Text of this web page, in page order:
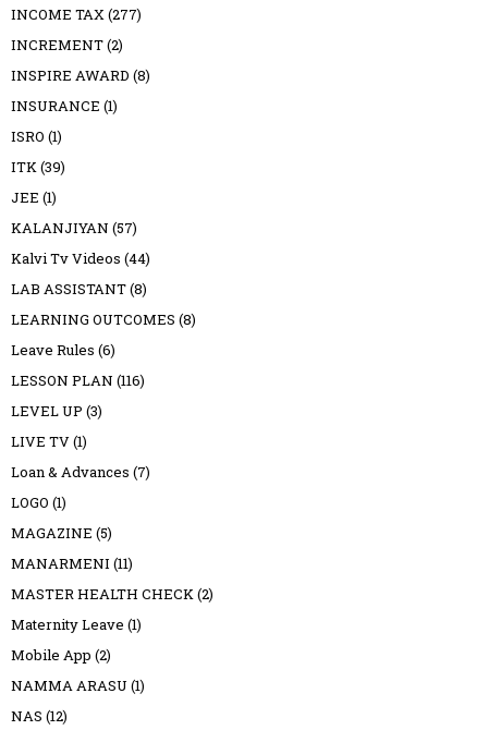
INCOME TAX(277)
INCREMENT(2)
INSPIRE AWARD (8)
INSURANCE (1)
ISRO (1)
ITK(39)
JEE (1)
KALANJIYAN (57)
Kalvi Tv Videos (44)
LAB ASSISTANT(8)
LEARNING OUTCOMES (8)
Leave Rules (6)
LESSON PLAN (116)
LEVEL UP (3)
LIVE TV(1)
Loan & Advances (7)
LOGO (1)
MAGAZINE (5)
MANARMENI (11)
MASTER HEALTH CHECK(2)
Maternity Leave (1)
Mobile App (2)
NAMMA ARASU (1)
NAS (12)